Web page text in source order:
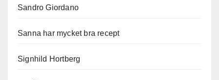
Sandro Giordano
Sanna har mycket bra recept
Signhild Hortberg